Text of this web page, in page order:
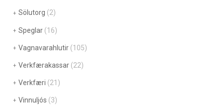
Sölutorg (2)
Speglar (16)
Vagnavarahlutir (105)
Verkfærakassar (22)
Verkfæri (21)
Vinnuljós (3)